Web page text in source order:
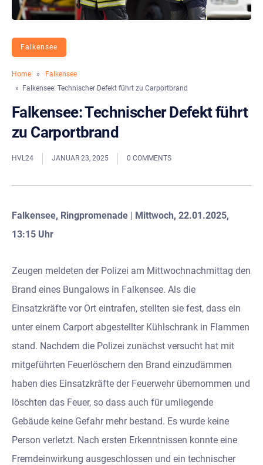
Falkensee
Home »
Falkensee
» Falkensee: Technischer Defekt führt zu Carportbrand
Falkensee: Technischer Defekt führt
zu Carportbrand
HVL24 JANUAR 23, 2025 0 COMMENTS
Falkensee, Ringpromenade | Mittwoch, 22.01.2025,
13:15 Uhr
Zeugen meldeten der Polizei am Mittwochnachmittag den
Brand eines Bungalows in Falkensee. Als die
Einsatzkräfte vor Ort eintrafen, stellten sie fest, dass ein
unter einem Carport abgestellter Kühlschrank in Flammen
stand. Nachdem die Polizei zunächst versucht hat mit
mitgeführten Feuerlöschern den Brand einzudämmen
haben dies Einsatzkräfte der Feuerwehr übernommen und
löschten das Feuer, so dass auch für umliegende
Gebäude keine Gefahr mehr bestand. Es wurde keine
Person verletzt. Nach ersten Erkenntnissen konnte eine
Fremdeinwirkung ausgeschlossen und ein technischer